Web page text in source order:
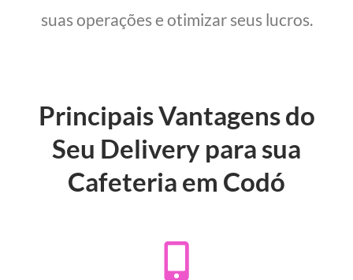
suas operações e otimizar seus lucros.
Principais Vantagens do
Seu Delivery para sua
Cafeteria em Codó